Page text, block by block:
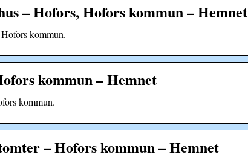
– Hofors, Hofors kommun – Hemnet
kommun.
kommun – Hemnet
kommun.
– Hofors kommun – Hemnet